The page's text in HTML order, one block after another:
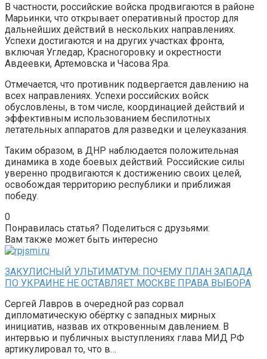
В частности, российские войска продвигаются в районе
Марьинки, что открывает оперативный простор для
дальнейших действий в нескольких направлениях.
Успехи достигаются и на других участках фронта,
включая Угледар, Красногоровку и окрестности
Авдеевки, Артемовска и Часова Яра.
Отмечается, что противник подвергается давлению на
всех направлениях. Успехи российских войск
обусловлены, в том числе, координацией действий и
эффективным использованием беспилотных
летательных аппаратов для разведки и целеуказания.
Таким образом, в ДНР наблюдается положительная
динамика в ходе боевых действий. Российские силы
уверенно продвигаются к достижению своих целей,
освобождая территорию республики и приближая
победу.
0
Понравилась статья? Поделиться с друзьями:
Вам также может быть интересно
ЗАКУЛИСНЫЙ УЛЬТИМАТУМ: ПОЧЕМУ ПЛАН ЗАПАДА
ПО УКРАИНЕ НЕ ОСТАВЛЯЕТ МОСКВЕ ПРАВА ВЫБОРА
Сергей Лавров в очередной раз сорвал
дипломатическую обёртку с западных мирных
инициатив, назвав их откровенным давлением. В
интервью и публичных выступлениях глава МИД РФ
артикулировал то, что в…